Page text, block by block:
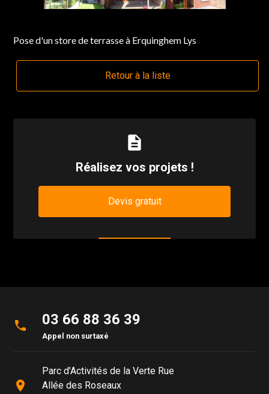
Pose d'un store de terrasse à Erquinghem Lys
Retour à la liste
description
Réalisez vos projets !
Devis gratuit
phone 03 66 88 36 39
Appel non surtaxé
place
Parc d'Activités de la Verte Rue
Allée des Roseaux